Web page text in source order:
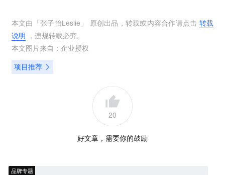
本文由「张子怡Leslie 」 原创出品，转载或内容合作请点击 转载
说明 ，违规转载必究。
本文图片来自： 企业授权
项目推荐
20
好文章，需要你的鼓励
品牌专题